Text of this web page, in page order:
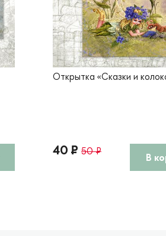
Открытка «Сказки и
40 ₽ 50 ₽
В